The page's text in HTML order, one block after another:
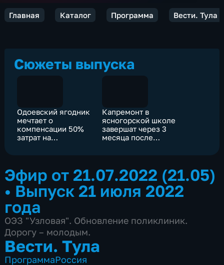
Главная Каталог Программа Вести. Тула
Сюжеты выпуска
Одоевский ягодник
мечтает о
компенсации 50%
затрат на
Капремонт в
ясногорской школе
завершат через 3
месяца после
Эфир от 21.07.2022 (21.05)
• Выпуск 21 июля 2022
года
ОЭЗ "Узловая". Обновление поликлиник.
Дорогу – молодым.
Вести. Тула
ПрограммаРоссия